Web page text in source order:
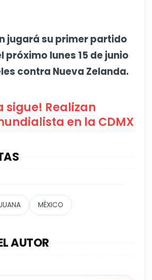
jugará su primer partido
próximo lunes 15 de junio
contra Nueva Zelanda.
sigue! Realizan
en la CDMX
MÉXICO
AUTOR